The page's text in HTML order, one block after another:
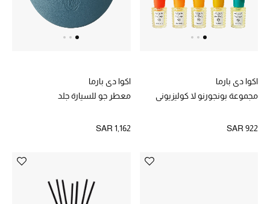
اكوا دي بارما
مجموعة بونجورنو لا كوليزيوني
SAR 922
اكوا دي بارما
معطر جو للسيارة جلد
SAR 1,162